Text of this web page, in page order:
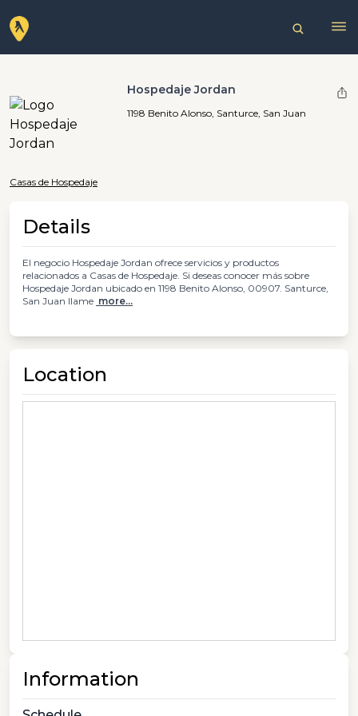
Hospedaje Jordan
1198 Benito Alonso, Santurce, San Juan
Casas de Hospedaje
Details
El negocio Hospedaje Jordan ofrece servicios y productos
relacionados a Casas de Hospedaje. Si deseas conocer más sobre
Hospedaje Jordan ubicado en 1198 Benito Alonso, 00907. Santurce,
San Juan llame more...
Location
Information